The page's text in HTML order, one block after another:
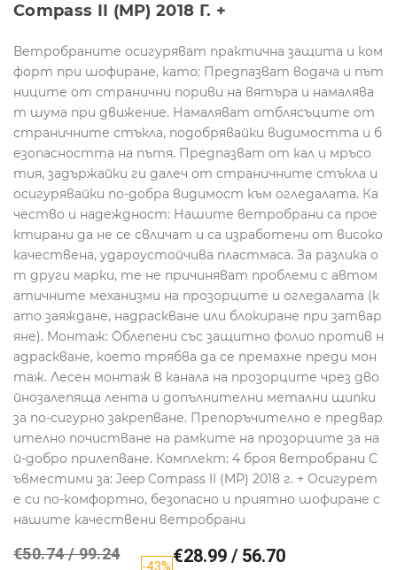
Compass II (MP) 2018 Г. +
Ветробраните осигуряват практична защита и ком
форт при шофиране, като: Предпазват водача и път
ниците от странични пориви на вятъра и намалява
т шума при движение. Намаляват отблясъците от
страничните стъкла, подобрявайки видимостта и б
езопасността на пътя. Предпазват от кал и мръсо
тия, задържайки ги далеч от страничните стъкла и
осигурявайки по-добра видимост към огледалата. Ка
чество и надеждност: Нашите ветробрани са прое
ктирани да не се свличат и са изработени от високо
качествена, удароустойчива пластмаса. За разлика о
т други марки, те не причиняват проблеми с автом
атичните механизми на прозорците и огледалата (к
ато заяждане, надраскване или блокиране при затвар
яне). Монтаж: Облепени със защитно фолио против н
адраскване, което трябва да се премахне преди мон
таж. Лесен монтаж в канала на прозорците чрез дво
йнозалепяща лента и допълнителни метални щипки
за по-сигурно закрепване. Препоръчително е предвар
ително почистване на рамките на прозорците за на
й-добро прилепване. Комплект: 4 броя ветробрани С
ъвместими за: Jeep Compass II (MP) 2018 г. + Осигурет
е си по-комфортно, безопасно и приятно шофиране с
нашите качествени ветробрани
€50.74 / 99.24
-43%€28.99 / 56.70